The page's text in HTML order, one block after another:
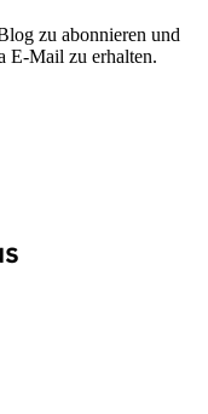
zu abonnieren und
E-Mail zu erhalten.